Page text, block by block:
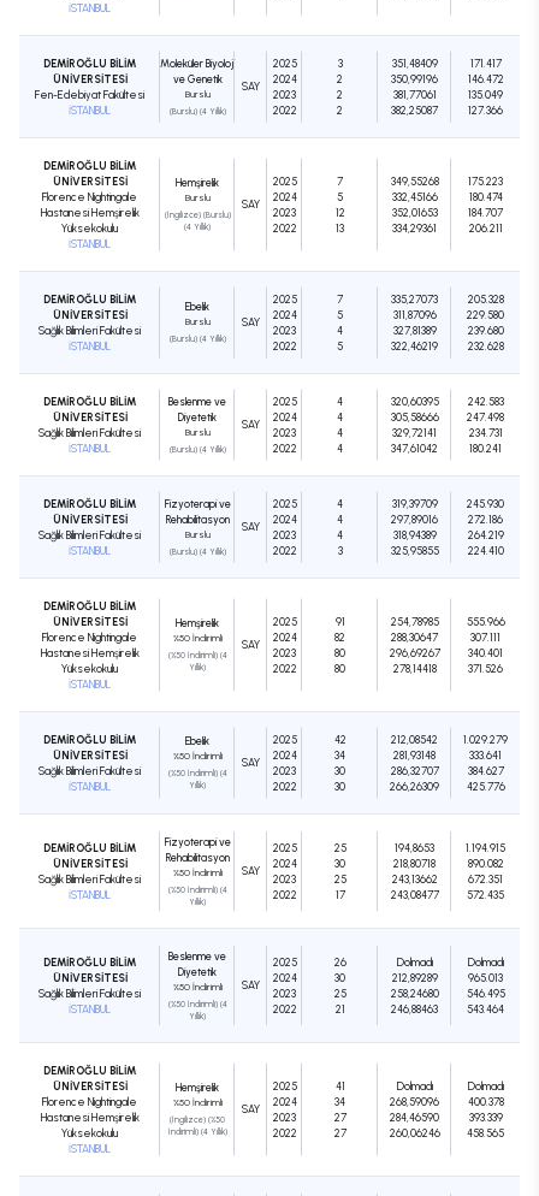
İSTANBUL
DEMİROĞLU BİLİM
ÜNİVERSİTESİ
Fen-Edebiyat Fakültesi
İSTANBUL
Moleküler Biyoloji
ve Genetik
Burslu
(Burslu) (4 Yıllık)
SAY
2025
2024
2023
2022
3
2
2
2
351,48409
350,99196
381,77061
382,25087
171.417
146.472
135.049
127.366
DEMİROĞLU BİLİM
ÜNİVERSİTESİ
Florence Nightingale
Hastanesi Hemşirelik
Yüksekokulu
İSTANBUL
Hemşirelik
Burslu
(İngilizce) (Burslu)
(4 Yıllık)
SAY
2025
2024
2023
2022
7
5
12
13
349,55268
332,45166
352,01653
334,29361
175.223
180.474
184.707
206.211
DEMİROĞLU BİLİM
ÜNİVERSİTESİ
Sağlık Bilimleri Fakültesi
İSTANBUL
Ebelik
Burslu
(Burslu) (4 Yıllık)
SAY
2025
2024
2023
2022
7
5
4
5
335,27073
311,87096
327,81389
322,46219
205.328
229.580
239.680
232.628
DEMİROĞLU BİLİM
ÜNİVERSİTESİ
Sağlık Bilimleri Fakültesi
İSTANBUL
Beslenme ve
Diyetetik
Burslu
(Burslu) (4 Yıllık)
SAY
2025
2024
2023
2022
4
4
4
4
320,60395
305,58666
329,72141
347,61042
242.583
247.498
234.731
180.241
DEMİROĞLU BİLİM
ÜNİVERSİTESİ
Sağlık Bilimleri Fakültesi
İSTANBUL
Fizyoterapi ve
Rehabilitasyon
Burslu
(Burslu) (4 Yıllık)
SAY
2025
2024
2023
2022
4
4
4
3
319,39709
297,89016
318,94389
325,95855
245.930
272.186
264.219
224.410
DEMİROĞLU BİLİM
ÜNİVERSİTESİ
Florence Nightingale
Hastanesi Hemşirelik
Yüksekokulu
İSTANBUL
Hemşirelik
%50 İndirimli
(%50 İndirimli) (4
Yıllık)
SAY
2025
2024
2023
2022
91
82
80
80
254,78985
288,30647
296,69267
278,14418
555.966
307.111
340.401
371.526
DEMİROĞLU BİLİM
ÜNİVERSİTESİ
Sağlık Bilimleri Fakültesi
İSTANBUL
Ebelik
%50 İndirimli
(%50 İndirimli) (4
Yıllık)
SAY
2025
2024
2023
2022
42
34
30
30
212,08542
281,93148
286,32707
266,26309
1.029.279
333.641
384.627
425.776
DEMİROĞLU BİLİM
ÜNİVERSİTESİ
Sağlık Bilimleri Fakültesi
İSTANBUL
Fizyoterapi ve
Rehabilitasyon
%50 İndirimli
(%50 İndirimli) (4
Yıllık)
SAY
2025
2024
2023
2022
25
30
25
17
194,8653
218,80718
243,13662
243,08477
1.194.915
890.082
672.351
572.435
DEMİROĞLU BİLİM
ÜNİVERSİTESİ
Sağlık Bilimleri Fakültesi
İSTANBUL
Beslenme ve
Diyetetik
%50 İndirimli
(%50 İndirimli) (4
Yıllık)
SAY
2025
2024
2023
2022
26
30
25
21
Dolmadı
212,89289
258,24680
246,88463
Dolmadı
965.013
546.495
543.464
DEMİROĞLU BİLİM
ÜNİVERSİTESİ
Florence Nightingale
Hastanesi Hemşirelik
Yüksekokulu
İSTANBUL
Hemşirelik
%50 İndirimli
(İngilizce) (%50
İndirimli) (4 Yıllık)
SAY
2025
2024
2023
2022
41
34
27
27
Dolmadı
268,59096
284,46590
260,06246
Dolmadı
400.378
393.339
458.565